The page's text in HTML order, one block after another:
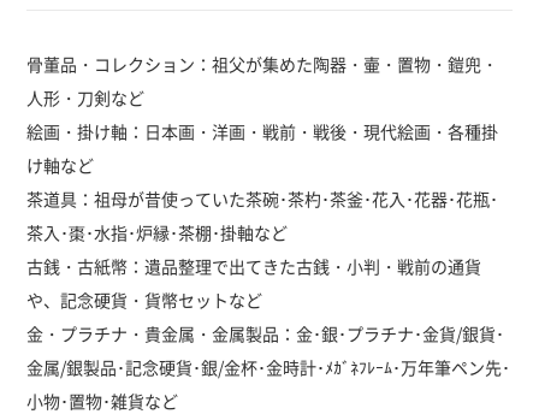
骨董品・コレクション：祖父が集めた陶器・壷・置物・鎧兜・
人形・刀剣など
絵画・掛け軸：日本画・洋画・戦前・戦後・現代絵画・各種掛
け軸など
茶道具：祖母が昔使っていた茶碗･茶杓･茶釜･花入･花器･花瓶･
茶入･棗･水指･炉縁･茶棚･掛軸など
古銭・古紙幣：遺品整理で出てきた古銭・小判・戦前の通貨
や、記念硬貨・貨幣セットなど
金・プラチナ・貴金属・金属製品：金･銀･プラチナ･金貨/銀貨･
金属/銀製品･記念硬貨･銀/金杯･金時計･ﾒｶﾞﾈﾌﾚｰﾑ･万年筆ペン先･
小物･置物･雑貨など